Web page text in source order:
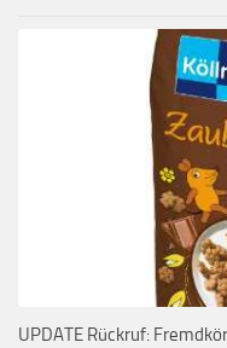
UPDATE Rückruf: